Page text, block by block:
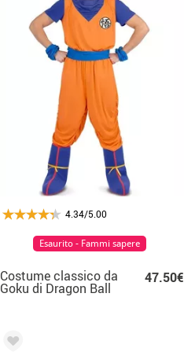
4.34/5.00
Costume classico da
Goku di Dragon Ball
47.50€
Esaurito - Fammi sapere